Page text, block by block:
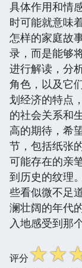
具体作用和情
时可能就意味
怎样的家庭故
录，而是能够
进行解读，分
角色，以及它
划经济的特点
的社会关系和
高的期待，希
节，包括纸张
可能存在的亲
到历史的纹理
些看似微不足
澜壮阔的年代
入地感受到那
评分☆☆